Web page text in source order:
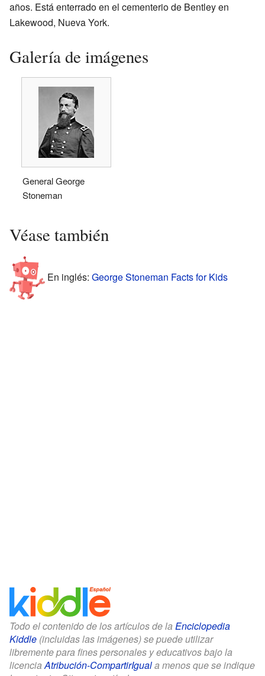
años. Está enterrado en el cementerio de Bentley en
Lakewood, Nueva York.
Galería de imágenes
General George
Stoneman
Véase también
En inglés: George Stoneman Facts for Kids
Todo el contenido de los artículos de la Enciclopedia
Kiddle (incluidas las imágenes) se puede utilizar
libremente para fines personales y educativos bajo la
licenciaAtribución-CompartirIguala menos que se indique